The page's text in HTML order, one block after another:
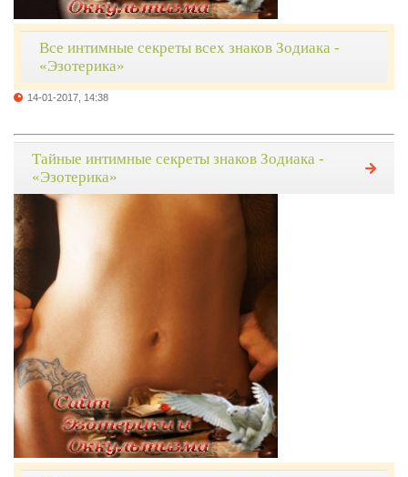
Все интимные секреты всех знаков Зодиака -
«Эзотерика»
14-01-2017, 14:38
Тайные интимные секреты знаков Зодиака -
«Эзотерика»